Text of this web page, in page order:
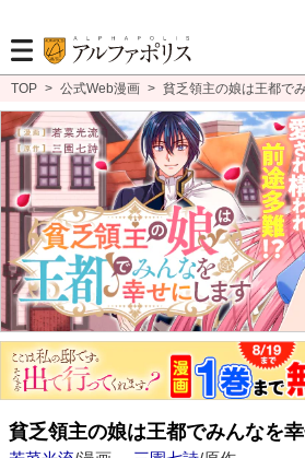
TOP > 公式Web漫画 > 貧乏領主の娘は王都で
貧乏領主の娘は王都でみんなを